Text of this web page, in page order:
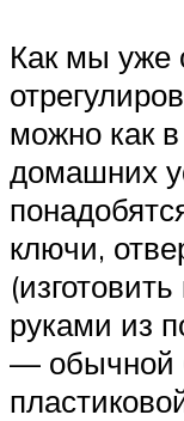
Как мы уже
можно как
домашних
ключи,
руками из
— обычной